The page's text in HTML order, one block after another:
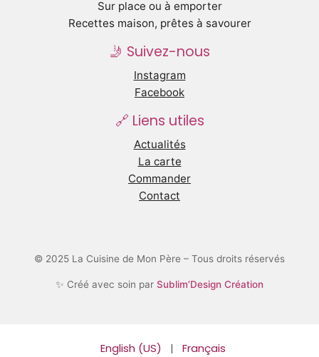
Sur place ou à emporter
Recettes maison, prêtes à savourer
🤳 Suivez-nous
Instagram
Facebook
🔗 Liens utiles
Actualités
La carte
Commander
Contact
© 2025 La Cuisine de Mon Père – Tous droits réservés
✨ Créé avec soin par Sublim’Design Création
English (US) | Français